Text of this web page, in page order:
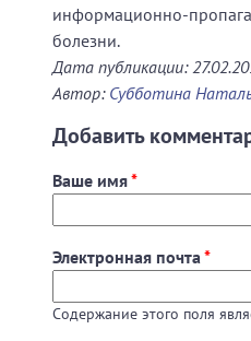
информационно-
болезни.
Дата публикации:
Автор: Субботина
Добавить
Ваше имя*
Электронная почта*
Содержание этого поля